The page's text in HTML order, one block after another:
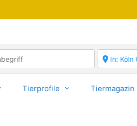
Tierprofile Tiermagazin